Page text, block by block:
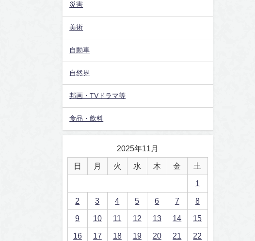
災害
美術
自動車
自然界
邦画・TVドラマ等
食品・飲料
2025年11月
日 月 火 水 木 金 土
1
2 3 4 5 6 7 8
9 10 11 12 13 14 15
16 17 18 19 20 21 22